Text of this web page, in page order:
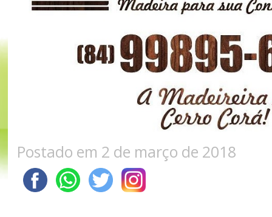
Postado em 2 de março de 2018